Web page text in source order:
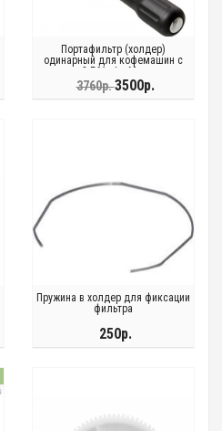
Портафильтр (холдер)
одинарный для кофемашин с
группой E61 - La Marzocco,
Faema, Cimbali, Ottima, Rocket,
Izzo, Royal, BFC, Magister
3760р.3500р.
Пружина в холдер для фиксации
фильтра
250р.